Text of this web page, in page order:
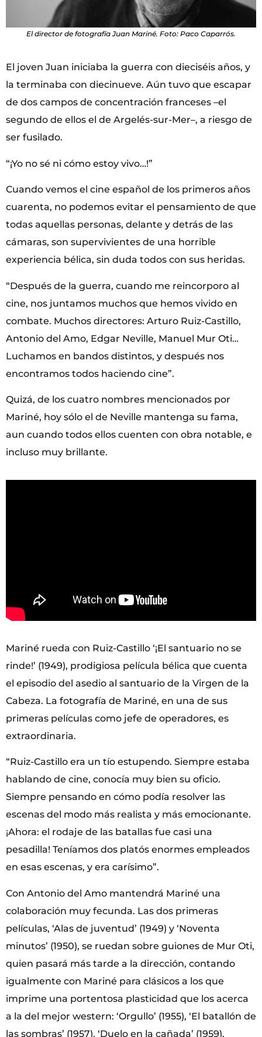
El director de fotografía Juan Mariné. Foto: Paco Caparrós.
El joven Juan iniciaba la guerra con dieciséis años, y
la terminaba con diecinueve. Aún tuvo que escapar
de dos campos de concentración franceses –el
segundo de ellos el de Argelés-sur-Mer–, a riesgo de
ser fusilado.
“¡Yo no sé ni cómo estoy vivo…!”
Cuando vemos el cine español de los primeros años
cuarenta, no podemos evitar el pensamiento de que
todas aquellas personas, delante y detrás de las
cámaras, son supervivientes de una horrible
experiencia bélica, sin duda todos con sus heridas.
“Después de la guerra, cuando me reincorporo al
cine, nos juntamos muchos que hemos vivido en
combate. Muchos directores: Arturo Ruiz-Castillo,
Antonio del Amo, Edgar Neville, Manuel Mur Oti…
Luchamos en bandos distintos, y después nos
encontramos todos haciendo cine”.
Quizá, de los cuatro nombres mencionados por
Mariné, hoy sólo el de Neville mantenga su fama,
aun cuando todos ellos cuenten con obra notable, e
incluso muy brillante.
Mariné rueda con Ruiz-Castillo ‘¡El santuario no se
rinde!’ (1949), prodigiosa película bélica que cuenta
el episodio del asedio al santuario de la Virgen de la
Cabeza. La fotografía de Mariné, en una de sus
primeras películas como jefe de operadores, es
extraordinaria.
“Ruiz-Castillo era un tío estupendo. Siempre estaba
hablando de cine, conocía muy bien su oficio.
Siempre pensando en cómo podía resolver las
escenas del modo más realista y más emocionante.
¡Ahora: el rodaje de las batallas fue casi una
pesadilla! Teníamos dos platós enormes empleados
en esas escenas, y era carísimo”.
Con Antonio del Amo mantendrá Mariné una
colaboración muy fecunda. Las dos primeras
películas, ‘Alas de juventud’ (1949) y ‘Noventa
minutos’ (1950), se ruedan sobre guiones de Mur Oti,
quien pasará más tarde a la dirección, contando
igualmente con Mariné para clásicos a los que
imprime una portentosa plasticidad que los acerca
a la del mejor western: ‘Orgullo’ (1955), ‘El batallón de
las sombras’ (1957), ‘Duelo en la cañada’ (1959).